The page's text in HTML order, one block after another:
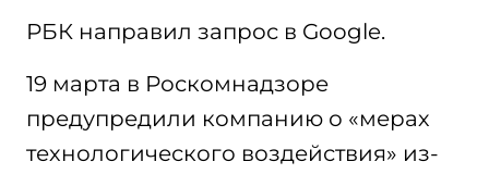
РБК направил запрос в Google.
19 марта в Роскомнадзоре
предупредили компанию о «мерах
технологического воздействия» из-